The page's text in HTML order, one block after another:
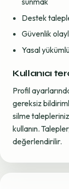
Destek
Güvenlik
Yasal
Kullanıcı
Profil
gereksiz
silme
kullanın.
değerlendirilir.